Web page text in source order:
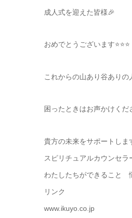
成人式を迎えた皆様🎉
おめでとうございます⭐️⭐️⭐️
これからの山あり谷ありの
困ったときはお声かけくだ
貴方の未来をサポートしま
スピリチュアルカウンセ
わたしたちができること
リンク
www.ikuyo.co.jp